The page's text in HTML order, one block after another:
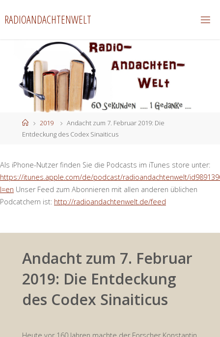
Inhalt
RADIOANDACHTENWELT
Start2019
Andacht zum 7. Februar 2019: Die
Entdeckung des Codex Sinaiticus
Als iPhone-Nutzer finden Sie die Podcasts im iTunes store unter:
https://itunes.apple.com/de/podcast/radioandachtenwelt/
l=en Unser Feed zum Abonnieren mit allen anderen üblichen
Podcatchern ist: http://radioandachtenwelt.de/feed
Andacht zum 7. Februar
2019: Die Entdeckung
des Codex Sinaiticus